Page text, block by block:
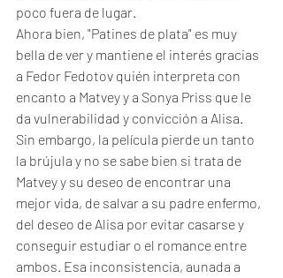
poco fuera de lugar.
Ahora bien, "Patines de plata" es muy
bella de ver y mantiene el interés gracias
a Fedor Fedotov quién interpreta con
encanto a Matvey y a Sonya Priss que le
da vulnerabilidad y convicción a Alisa.
Sin embargo, la película pierde un tanto
la brújula y no se sabe bien si trata de
Matvey y su deseo de encontrar una
mejor vida, de salvar a su padre enfermo,
del deseo de Alisa por evitar casarse y
conseguir estudiar o el romance entre
ambos. Esa inconsistencia, aunada a